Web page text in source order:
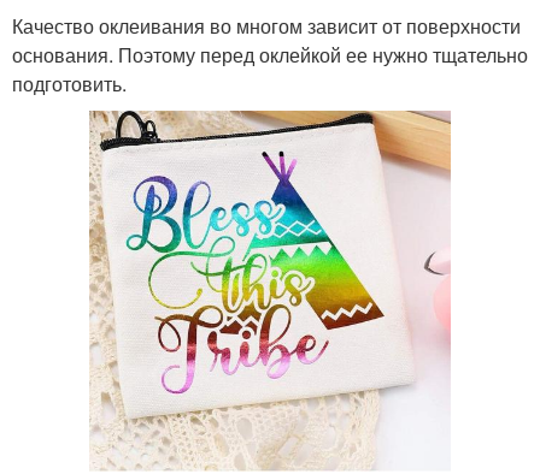
Качество оклеивания во многом зависит от поверхности
основания. Поэтому перед оклейкой ее нужно тщательно
подготовить.